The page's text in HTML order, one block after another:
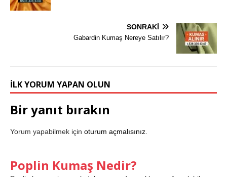
SONRAKI
Gabardin Kumaş Nereye Satılır?
İLK YORUM YAPAN OLUN
Bir yanıt bırakın
Yorum yapabilmek için oturum açmalısınız
Poplin Kumaş Nedir?